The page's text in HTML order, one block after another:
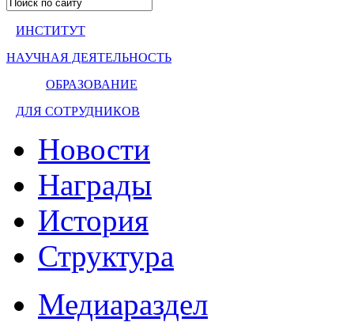
ИНСТИТУТ
НАУЧНАЯ ДЕЯТЕЛЬНОСТЬ
ОБРАЗОВАНИЕ
ДЛЯ СОТРУДНИКОВ
Новости
Награды
История
Структура
Медиараздел